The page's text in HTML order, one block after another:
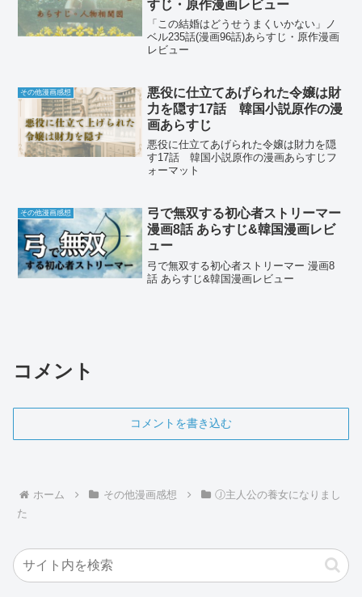
すじ・原作漫画レビュー
「この結婚はどうせうまくいかない」ノ
ベル235話(漫画96話)あらすじ・原作漫画
レビュー
その他漫画感想
悪役に仕立てあげられた令嬢は財
力を隠す17話 韓国小説原作の漫
画あらすじ
悪役に仕立てあげられた令嬢は財力を隠
す17話 韓国小説原作の漫画あらすじフ
ォーマット
その他漫画感想
弓で無双する初心者ストリーマー
漫画8話 あらすじ&韓国漫画レビ
ュー
弓で無双する初心者ストリーマー 漫画8
話 あらすじ&韓国漫画レビュー
コメント
コメントを書き込む
ホーム その他漫画感想
Ⓙ主人公の養女になりまし
た